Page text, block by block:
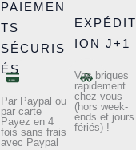
PAIEMEN
TS
SÉCURIS
ÉS
Par Paypal ou
par carte
Payez en 4
fois sans frais
avec Paypal
EXPÉDIT
ION J+1
Vos briques
rapidement
chez vous
(hors week-
ends et jours
fériés) !